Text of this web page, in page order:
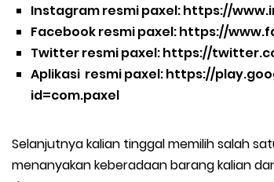
Instagram resmi paxel: https://
Facebook resmi paxel: https://
Twitter resmi paxel: https://
Aplikasi resmi paxel: https://
id=com.paxel
Selanjutnya kalian tinggal memilih salah
menanyakan keberadaan barang kalian